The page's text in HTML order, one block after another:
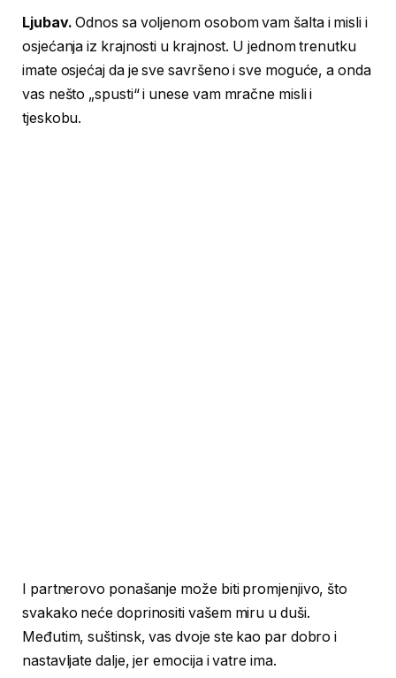
Ljubav. Odnos sa voljenom osobom vam šalta i misli i
osjećanja iz krajnosti u krajnost. U jednom trenutku
imate osjećaj da je sve savršeno i sve moguće, a onda
vas nešto „spusti“ i unese vam mračne misli i
tjeskobu.
I partnerovo ponašanje može biti promjenjivo, što
svakako neće doprinositi vašem miru u duši.
Međutim, suštinsk, vas dvoje ste kao par dobro i
nastavljate dalje, jer emocija i vatre ima.